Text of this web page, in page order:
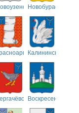
Новобурасский
Калининский
Воскресенский